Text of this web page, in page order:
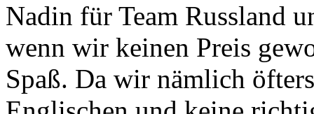
Nadin für Team Russland
wenn wir keinen Preis
Spaß. Da wir nämlich